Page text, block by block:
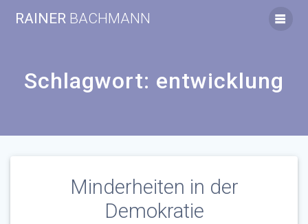
RAINER BACHMANN
Schlagwort: entwicklung
Minderheiten in der
Demokratie